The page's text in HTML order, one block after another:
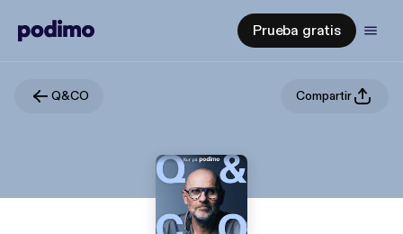
Prueba gratis
Q&CO Compartir